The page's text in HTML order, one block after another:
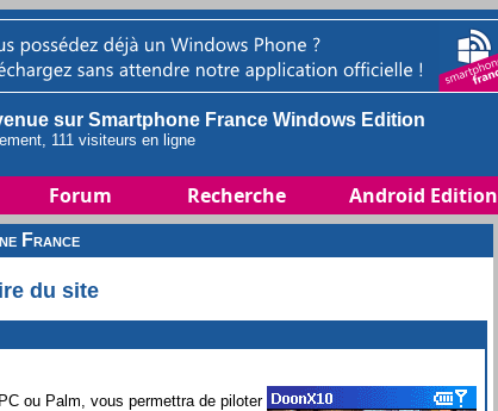
sur Smartphone France Windows Edition
111 visiteurs en ligne
Forum Recherche Android Edition
France
du site
ou Palm, vous permettra de piloter